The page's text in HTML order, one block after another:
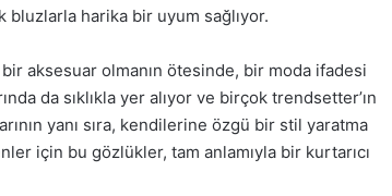
bluzlarla harika bir uyum sağlıyor.
aksesuar olmanın ötesinde, bir moda ifadesi
da sıklıkla yer alıyor ve birçok trendsetter’ın
yanı sıra, kendilerine özgü bir stil yaratma
için bu gözlükler, tam anlamıyla bir kurtarıcı